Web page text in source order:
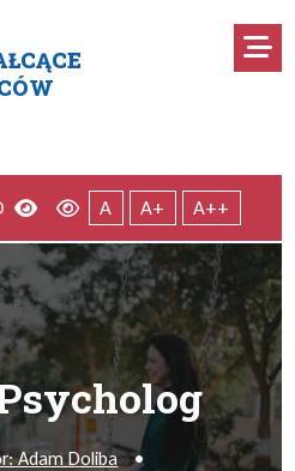
Wersja kontrastowa
Wersja domyślna
A A+ A++
Adam Doliba •